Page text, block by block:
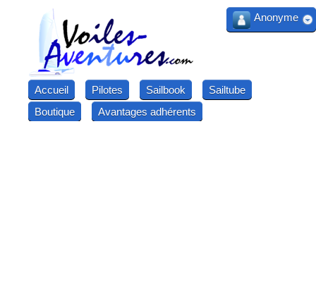
Accueil Pilotes Sailbook
Sailtube
Boutique
Avantages adhérents
Anonyme